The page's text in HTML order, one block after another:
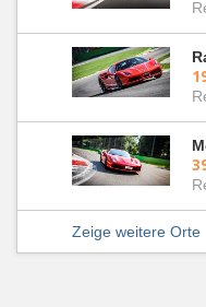
Zeige weitere Orte